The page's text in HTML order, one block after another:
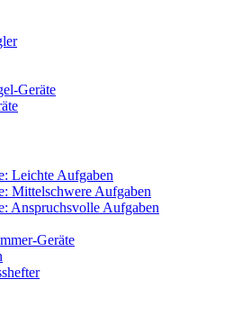
Geräte
Leichte Aufgaben
Mittelschwere Aufgaben
Anspruchsvolle Aufgaben
Geräte